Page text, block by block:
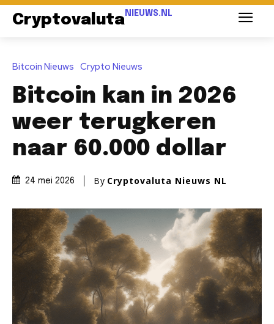
Cryptovaluta NIEUWS.NL
Bitcoin Nieuws Crypto Nieuws
Bitcoin kan in 2026
weer terugkeren
naar 60.000 dollar
24 mei 2026 By Cryptovaluta Nieuws NL